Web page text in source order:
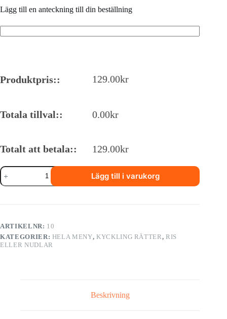
Lägg till en anteckning till din beställning
Produktpris:: 129.00kr
Totala tillval:: 0.00kr
Totalt att betala:: 129.00kr
11.
kyckling
med
Lägg till i varukorg
ARTIKELNR: 10
KATEGORIER: HELA MENY, KYCKLING RÄTTER ,RIS
ELLER NUDLAR
Beskrivning